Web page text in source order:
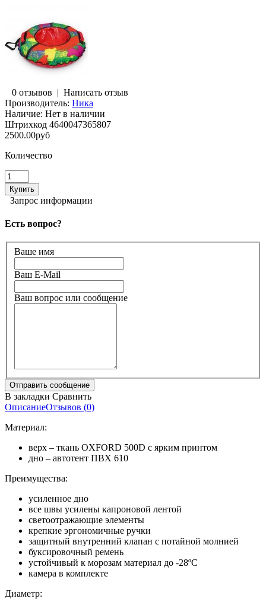
0 отзывов | Написать отзыв
Производитель: Ника
Наличие: Нет в наличии
Штрихкод 4640047365807
2500.00руб
Количество
Запрос информации
Есть вопрос?
Ваше имя
Ваш E-Mail
Ваш вопрос или сообщение
В закладки Сравнить
ОписаниеОтзывов (0)
Материал:
верх – ткань OXFORD 500D с ярким принтом
дно – автотент ПВХ 610
Преимущества:
усиленное дно
все швы усилены капроновой лентой
светоотражающие элементы
крепкие эргономичные ручки
защитный внутренний клапан с потайной молнией
буксировочный ремень
устойчивый к морозам материал до -28ºС
камера в комплекте
Диаметр: